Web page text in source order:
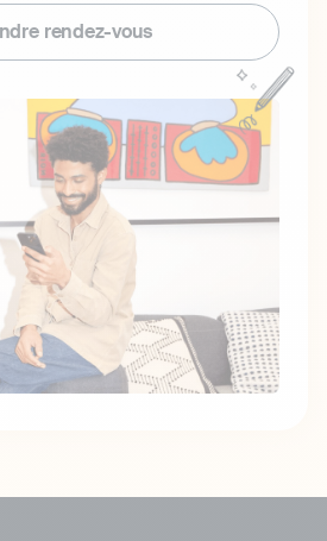
rendez-vous